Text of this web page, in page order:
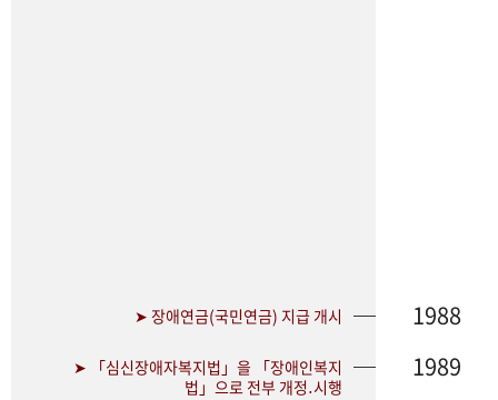
➤ 장애연금(국민연금) 지급 개시 1988
➤ 「심신장애자복지법」을 「장애인복지
법」으로 전부 개정․시행
1989